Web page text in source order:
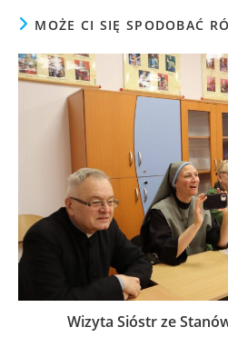
MOŻE CI SIĘ SPODOBAĆ
Wizyta Sióstr ze